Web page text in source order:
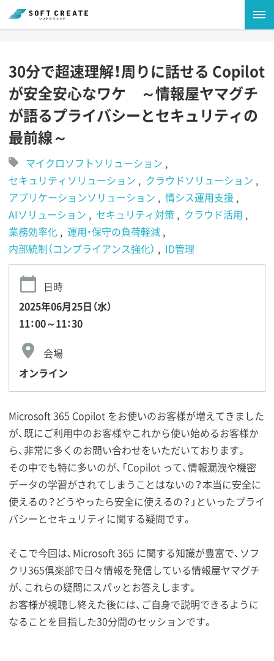
30分で超速理解！周りに話せる Copilot
が安全安心なワケ ～情報屋ヤマグチ
が語るプライバシーとセキュリティの
最前線～
マイクロソフトソリューション
セキュリティソリューション
クラウドソリューション
アプリケーションソリューション
情シス運用支援
AIソリューション
セキュリティ対策
クラウド活用
業務効率化
運用・保守の負荷軽減
内部統制（コンプライアンス強化）
ID管理
日時
2025年06月25日（水）
11：00～11：30
会場
オンライン
Microsoft 365 Copilot をお使いのお客様が増えてきました
が、既にご利用中のお客様やこれから使い始めるお客様か
ら、非常に多くのお問い合わせをいただいております。
その中でも特に多いのが、「Copilot って、情報漏洩や機密
データの学習がされてしまうことはないの？本当に安全に
使えるの？どうやったら安全に使えるの？」といったプライ
バシーとセキュリティに関する疑問です。
そこで今回は、Microsoft 365 に関する知識が豊富で、ソフ
クリ365倶楽部で日々情報を発信している情報屋ヤマグチ
が、これらの疑問にスパッとお答えします。
お客様が視聴し終えた後には、ご自身で説明できるように
なることを目指した30分間のセッションです。